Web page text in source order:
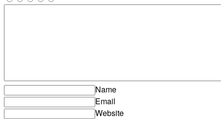
Name
Email
Website